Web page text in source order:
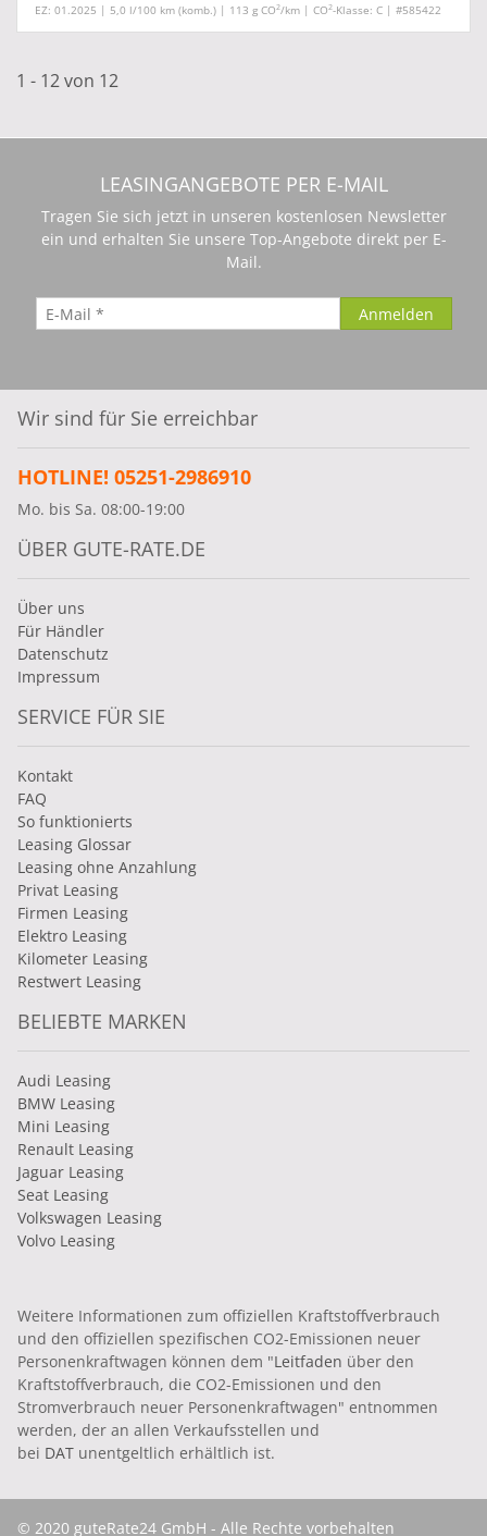
EZ: 01.2025 | 5,0 l/100 km (komb.) | 113 g CO2/km | CO2-Klasse: C | #585422
1 - 12 von 12
LEASINGANGEBOTE PER E-MAIL
Tragen Sie sich jetzt in unseren kostenlosen Newsletter
ein und erhalten Sie unsere Top-Angebote direkt per E-
Mail.
Wir sind für Sie erreichbar
HOTLINE! 05251-2986910
Mo. bis Sa. 08:00-19:00
ÜBER GUTE-RATE.DE
Über uns
Für Händler
Datenschutz
Impressum
SERVICE FÜR SIE
Kontakt
FAQ
So funktionierts
Leasing Glossar
Leasing ohne Anzahlung
Privat Leasing
Firmen Leasing
Elektro Leasing
Kilometer Leasing
Restwert Leasing
BELIEBTE MARKEN
Audi Leasing
BMW Leasing
Mini Leasing
Renault Leasing
Jaguar Leasing
Seat Leasing
Volkswagen Leasing
Volvo Leasing
Weitere Informationen zum offiziellen Kraftstoffverbrauch
und den offiziellen spezifischen CO2-Emissionen neuer
Personenkraftwagen können dem "Leitfaden über den
Kraftstoffverbrauch, die CO2-Emissionen und den
Stromverbrauch neuer Personenkraftwagen" entnommen
werden, der an allen Verkaufsstellen und
bei DAT unentgeltlich erhältlich ist.
© 2020 guteRate24 GmbH - Alle Rechte vorbehalten